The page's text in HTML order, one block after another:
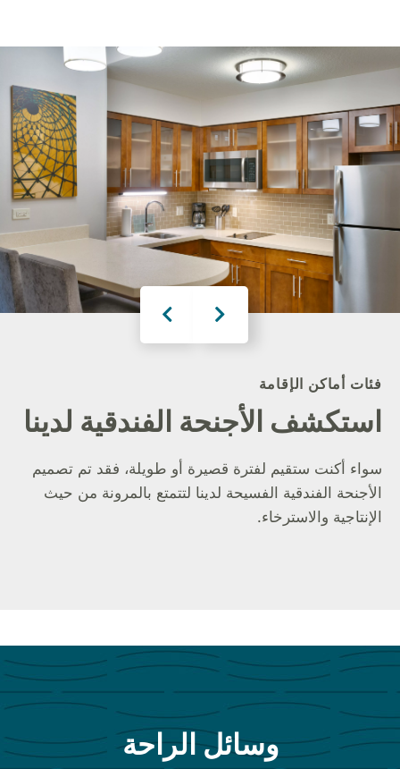
فئات أماكن الإقامة
استكشف الأجنحة الفندقية لدينا
سواء أكنت ستقيم لفترة قصيرة أو طويلة، فقد تم تصميم
الأجنحة الفندقية الفسيحة لدينا لتتمتع بالمرونة من حيث
الإنتاجية والاسترخاء.
وسائل الراحة